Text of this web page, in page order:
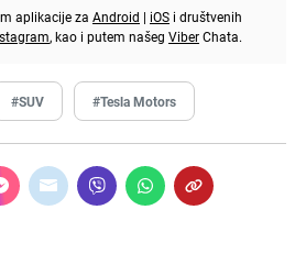
aplikacije za Android | iOS i društvenih
, kao i putem našeg ViberChata.
#SUV #Tesla Motors